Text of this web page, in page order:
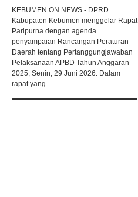
KEBUMEN ON NEWS - DPRD
Kabupaten Kebumen menggelar Rapat
Paripurna dengan agenda
penyampaian Rancangan Peraturan
Daerah tentang Pertanggungjawaban
Pelaksanaan APBD Tahun Anggaran
2025, Senin, 29 Juni 2026. Dalam
rapat yang...